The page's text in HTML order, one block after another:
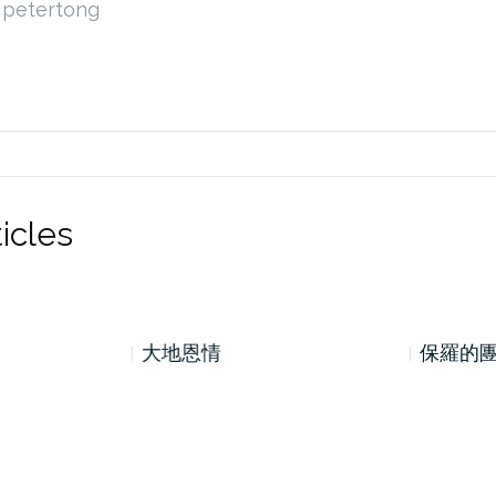
petertong
大地恩情 保羅的團